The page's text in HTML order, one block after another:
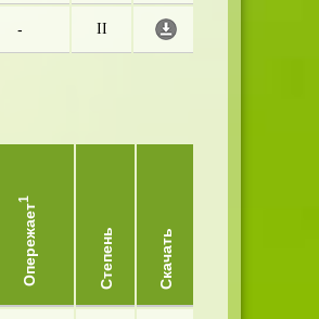
- II
Опережает
1
Степень Скачать